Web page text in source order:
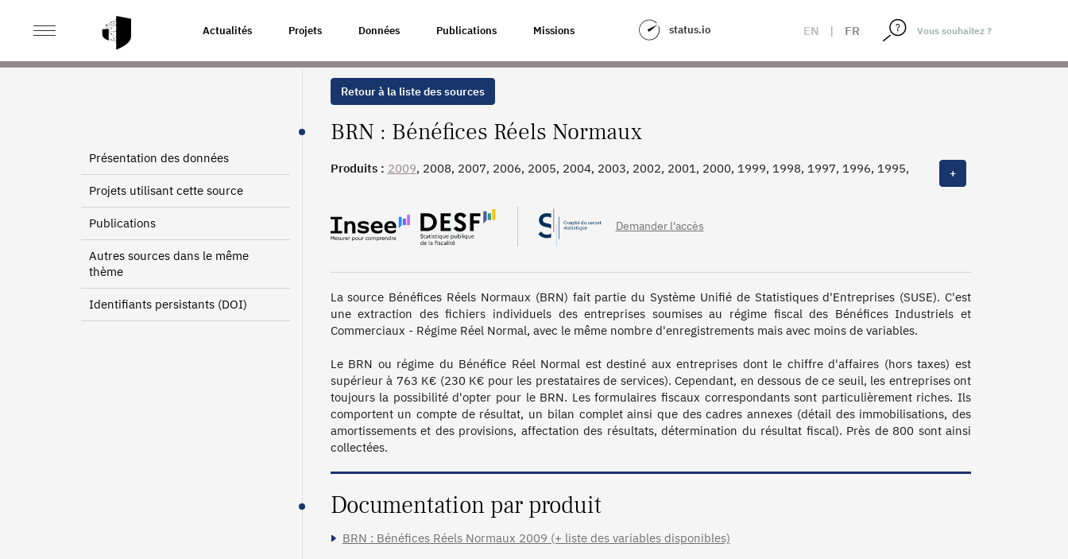
Actualités Projets Données Publications Missions status.io EN | FR
ACCUEIL BÉNÉFICES RÉELS NORMAUX
Présentation des données
Projets utilisant cette source
Publications
Autres sources dans le même
thème
Identifiants persistants (DOI)
Retour à la liste des sources
BRN : Bénéfices Réels Normaux
Produits : 2009, 2008, 2007, 2006, 2005, 2004, 2003, 2002, 2001, 2000, 1999, 1998, 1997, 1996, 1995,
+
Demander l'accès
La source Bénéfices Réels Normaux (BRN) fait partie du Système Unifié de Statistiques d'Entreprises (SUSE). C'est
une extraction des fichiers individuels des entreprises soumises au régime fiscal des Bénéfices Industriels et
Commerciaux - Régime Réel Normal, avec le même nombre d'enregistrements mais avec moins de variables.
Le BRN ou régime du Bénéfice Réel Normal est destiné aux entreprises dont le chiffre d'affaires (hors taxes) est
supérieur à 763 K€ (230 K€ pour les prestataires de services). Cependant, en dessous de ce seuil, les entreprises ont
toujours la possibilité d'opter pour le BRN. Les formulaires fiscaux correspondants sont particulièrement riches. Ils
comportent un compte de résultat, un bilan complet ainsi que des cadres annexes (détail des immobilisations, des
amortissements et des provisions, affectation des résultats, détermination du résultat fiscal). Près de 800 sont ainsi
collectées.
Documentation par produit
BRN : Bénéfices Réels Normaux 2009 (+ liste des variables disponibles)